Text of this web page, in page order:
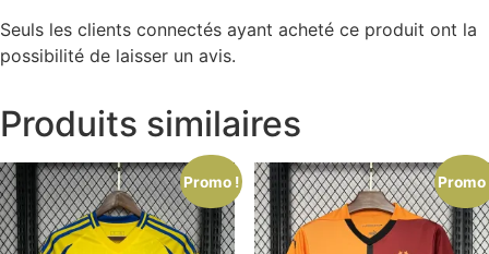
Seuls les clients connectés ayant acheté ce produit ont la
possibilité de laisser un avis.
Produits similaires
Promo ! Promo